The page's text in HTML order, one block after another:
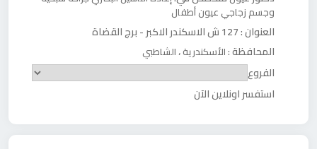
وجسم زجاجي عيون أطفال
العنوان :127 ش الاسكندر الاكبر - برج القضاة
المحافظة :الأسكندرية،الشاطبي
الفروع
استفسر اونلاين الآن